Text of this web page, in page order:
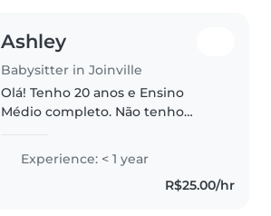
Ashley
Babysitter in Joinville
Olá! Tenho 20 anos e Ensino
Médio completo. Não tenho
como babá, mas tenho
experiência cuidando de primos
e familiares desde pequenos.
Experience: < 1 year
R$25.00/hr